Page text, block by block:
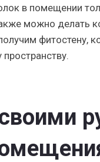
в помещении
можно делать
фитостену,